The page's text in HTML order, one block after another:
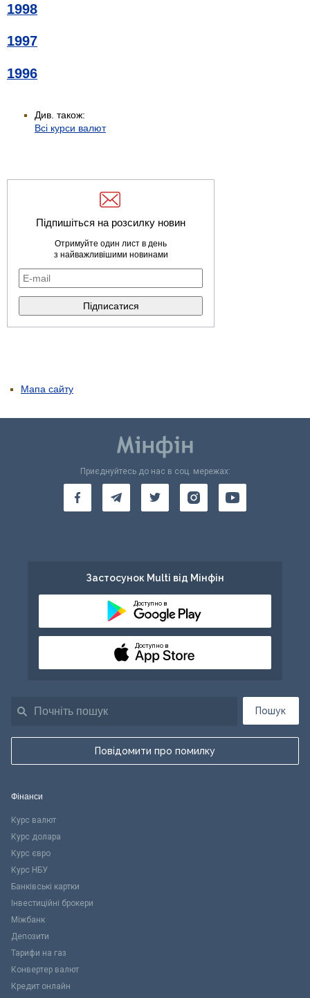
1998
1997
1996
Див. також:
Всі курси валют
Підпишіться на розсилку новин
Отримуйте один лист в день
з найважливішими новинами
Мапа сайту
Пошук
Повідомити про помилку
Приєднуйтесь до нас в соц. мережах:
Застосунок Multi від Мінфін
Доступно в
Доступно в
Фінанси
Курс валют
Курс долара
Курс євро
Курс НБУ
Банківські картки
Інвестиційні брокери
Міжбанк
Депозити
Тарифи на газ
Конвертер валют
Кредит онлайн